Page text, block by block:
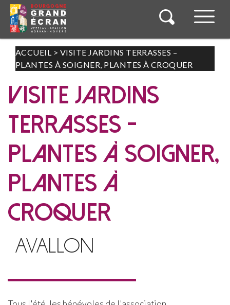
ACCUEIL > VISITE JARDINS TERRASSES –
PLANTES À SOIGNER, PLANTES À CROQUER
VISITE JARDINS
TERRASSES -
PLANTES À SOIGNER,
PLANTES À
CROQUER
AVALLON